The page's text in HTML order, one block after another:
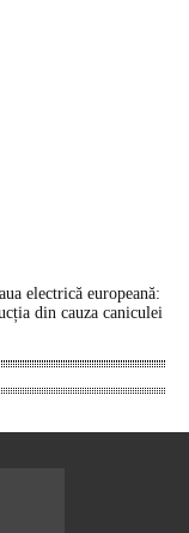
electrică europeană:
din cauza caniculei